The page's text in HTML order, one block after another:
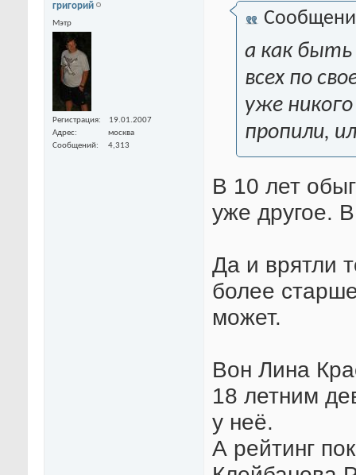
григорий
Мэтр
Регистрация
19.01.2007
Адрес
москва
Сообщений
4,313
а как
всех по
уже
пропили,
В 10 лет
уже другое.
Да и врятли
более
может.
Вон Лина
18 летним
у неё.
А рейтинг